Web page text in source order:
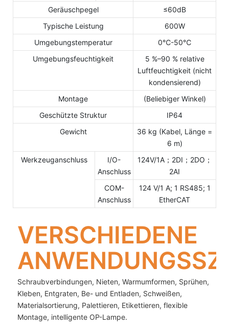
Geräuschpegel
≤60dB
Typische Leistung
600W
Umgebungstemperatur
0℃-50℃
Umgebungsfeuchtigkeit
5 %–90 % relative
Luftfeuchtigkeit (nicht
kondensierend)
Montage
(Beliebiger Winkel)
Geschützte Struktur
IP64
Gewicht
36 kg (Kabel, Länge =
6 m)
Werkzeuganschluss
I/O-
Anschluss
124V/1A；2DI；2DO；
2AI
COM-
Anschluss
124 V/1 A; 1 RS485; 1
EtherCAT
VERSCHIEDENE
Schraubverbindungen, Nieten, Warmumformen, Sprühen,
Kleben, Entgraten, Be- und Entladen, Schweißen,
Materialsortierung, Palettieren, Etikettieren, flexible
Montage, intelligente OP-Lampe.